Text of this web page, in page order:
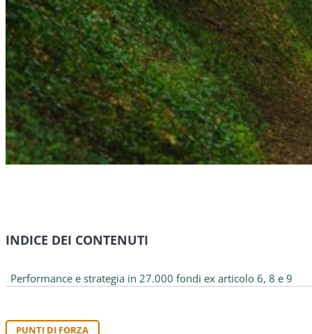
INDICE DEI CONTENUTI
Performance e strategia in 27.000 fondi ex articolo 6, 8 e 9
PUNTI DI FORZA